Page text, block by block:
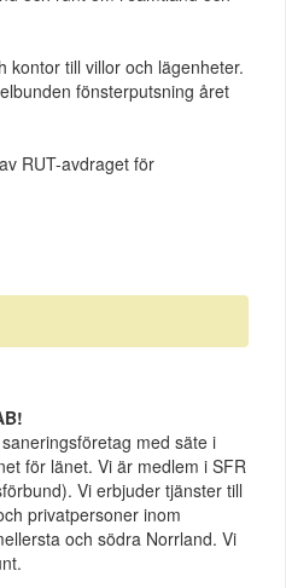
kontor till villor och lägenheter.
fönsterputsning året
RUT-avdraget för
med säte i
för länet. Vi är medlem i SFR
Vi erbjuder tjänster till
privatpersoner inom
och södra Norrland. Vi